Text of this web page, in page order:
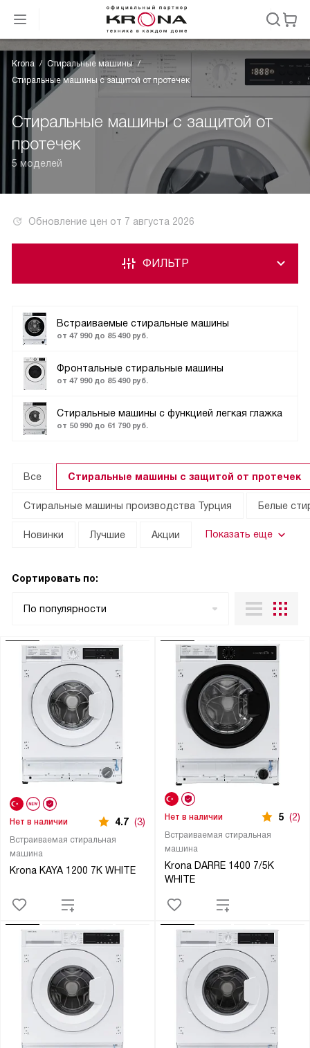
Krona
Стиральные машины
Стиральные машины с защитой от протечек
Стиральные машины с защитой от
протечек
5 моделей
Обновление цен от 7 августа 2026
Встраиваемые стиральные машины
от 47 990 до 85 490 руб.
Фронтальные стиральные машины
от 47 990 до 85 490 руб.
Стиральные машины с функцией легкая глажка
от 50 990 до 61 790 руб.
ФИЛЬТР
Все Стиральные машины с защитой от протечек
Стиральные машины производства Турция Белые
Новинки Лучшие Акции Показать еще
Сортировать по:
По популярности
Встраиваемая стиральная
машина
Krona KAYA 1200 7K WHITE
Нет в наличии 4.7 (3)
Встраиваемая стиральная
машина
Krona DARRE 1400 7/5K
WHITE
Нет в наличии 5 (2)